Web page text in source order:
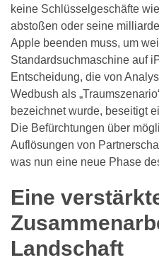
keine Schlüsselgeschäfte
abstoßen oder seine
Apple beenden muss, um
Standardsuchmaschine auf
Entscheidung, die von
Wedbush als
bezeichnet wurde, beseitigt
Die Befürchtungen über
Auflösungen von
was nun eine neue Phase
Eine
Landschaft